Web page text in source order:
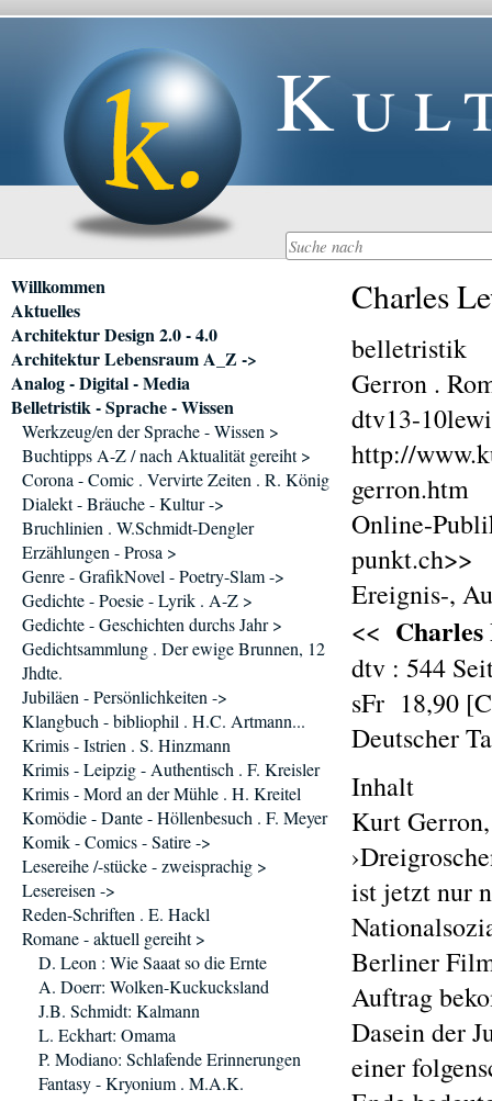
Charles
belletristik
Gerron .
dtv13-
http://
gerron.htm
Online-
punkt.ch>>
Ereignis-,
<<
dtv : 544
sFr 18,90
Deutscher
Inhalt
Kurt
ist jetzt nur
Berliner
Auftrag
Dasein der
einer
Navigation
überspringen
Willkommen
Aktuelles
Architektur Design 2.0 - 4.0
Architektur Lebensraum A_Z ->
Analog - Digital - Media
Belletristik - Sprache - Wissen
Werkzeug/en der Sprache - Wissen >
Buchtipps A-Z / nach Aktualität gereiht >
Corona - Comic . Vervirte Zeiten . R. König
Dialekt - Bräuche - Kultur ->
Bruchlinien . W.Schmidt-Dengler
Erzählungen - Prosa >
Genre - GrafikNovel - Poetry-Slam ->
Gedichte - Poesie - Lyrik . A-Z >
Gedichte - Geschichten durchs Jahr >
Gedichtsammlung . Der ewige Brunnen, 12
Jhdte.
Jubiläen - Persönlichkeiten ->
Klangbuch - bibliophil . H.C. Artmann...
Krimis - Istrien . S. Hinzmann
Krimis - Leipzig - Authentisch . F. Kreisler
Krimis - Mord an der Mühle . H. Kreitel
Komödie - Dante - Höllenbesuch . F. Meyer
Komik - Comics - Satire ->
Lesereihe /-stücke - zweisprachig >
Lesereisen ->
Reden-Schriften . E. Hackl
Romane - aktuell gereiht >
D. Leon : Wie Saaat so die Ernte
A. Doerr: Wolken-Kuckucksland
J.B. Schmidt: Kalmann
L. Eckhart: Omama
P. Modiano: Schlafende Erinnerungen
Fantasy - Kryonium . M.A.K.